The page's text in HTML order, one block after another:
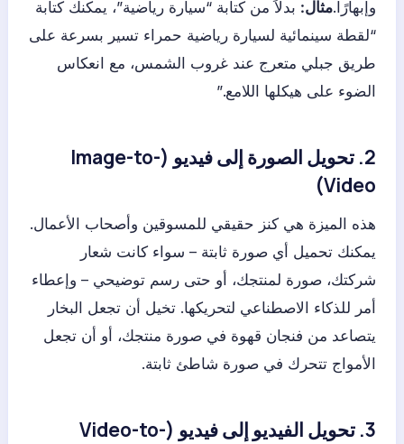
وإبهارًا.مثال: بدلاً من كتابة “سيارة رياضية”، يمكنك كتابة
“لقطة سينمائية لسيارة رياضية حمراء تسير بسرعة على
طريق جبلي متعرج عند غروب الشمس، مع انعكاس
الضوء على هيكلها اللامع.”
2. تحويل الصورة إلى فيديو (Image-to-
Video)
هذه الميزة هي كنز حقيقي للمسوقين وأصحاب الأعمال.
يمكنك تحميل أي صورة ثابتة – سواء كانت شعار
شركتك، صورة لمنتجك، أو حتى رسم توضيحي – وإعطاء
أمر للذكاء الاصطناعي لتحريكها. تخيل أن تجعل البخار
يتصاعد من فنجان قهوة في صورة منتجك، أو أن تجعل
الأمواج تتحرك في صورة شاطئ ثابتة.
3. تحويل الفيديو إلى فيديو (Video-to-